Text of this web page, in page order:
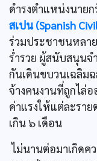
ดำรงตำแหน่งนายก
สเปน (Spanish
ร่วมประชาชนหลา
รํ่ารวย ผู้สนับสนุน
กันเดินขบวนเฉลิม
จ้างคนงานที่ถูกไล่อ
ค่าแรงให้แต่ละรา
เกิน ๖ เดือน
ไม่นานต่อมาเกิดค